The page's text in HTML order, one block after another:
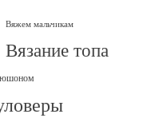
Вяжем мальчикам
Вязание топа